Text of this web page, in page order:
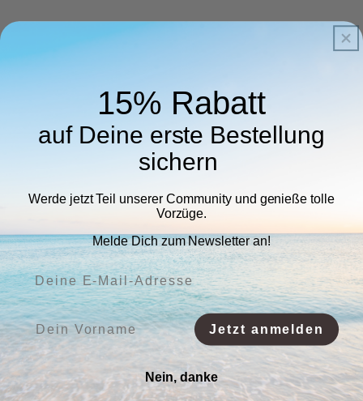
15% Rabatt
auf Deine erste Bestellung
sichern
Werde jetzt Teil unserer Community und genieße tolle
Vorzüge.
Melde Dich zum Newsletter an!
Deine E-Mail-Adresse:
Vorname:
Jetzt anmelden
Nein, danke